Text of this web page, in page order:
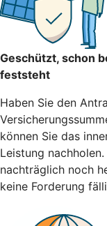
Geschützt, schon
feststeht
Haben Sie den
können Sie das
Leistung
nachträglich noch
keine Forderung